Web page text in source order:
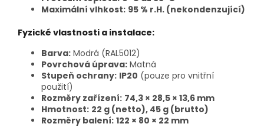
Maximální vlhkost: 95 % r.H. (nekondenzující)
Fyzické vlastnosti a instalace:
Barva: Modrá (RAL5012)
Povrchová úprava: Matná
Stupeň ochrany: IP20 (pouze pro vnitřní
použití)
Rozměry zařízení: 74,3 × 28,5 × 13,6 mm
Hmotnost: 22 g (netto), 45 g (brutto)
Rozměry balení: 122 × 80 × 22 mm